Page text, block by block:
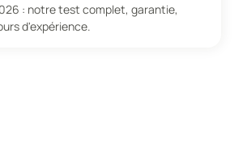
: notre test complet, garantie,
d'expérience.